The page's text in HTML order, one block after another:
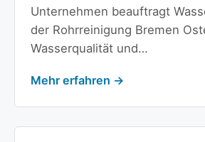
Unternehmen beauftragt
der Rohrreinigung Bremen
Wasserqualität und…
Mehr erfahren →